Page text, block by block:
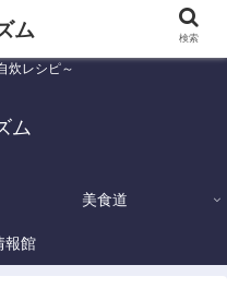
炊レシピ～
ム
美食道
報館
ム 検索